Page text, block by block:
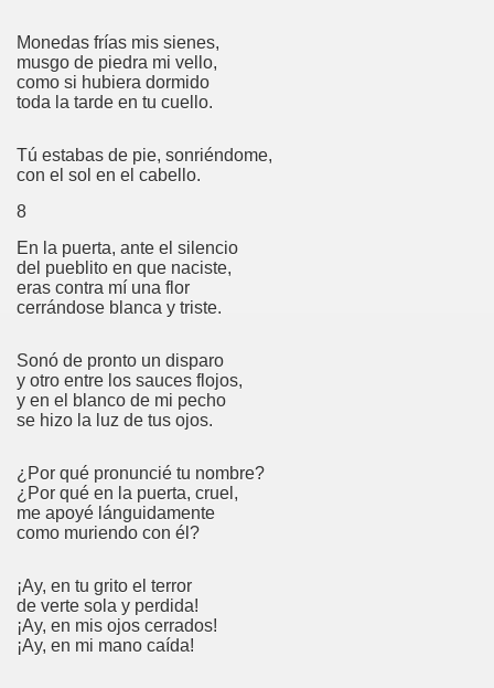
Monedas frías mis sienes,
musgo de piedra mi vello,
como si hubiera dormido
toda la tarde en tu cuello.
Tú estabas de pie, sonriéndome,
con el sol en el cabello.
8
En la puerta, ante el silencio
del pueblito en que naciste,
eras contra mí una flor
cerrándose blanca y triste.
Sonó de pronto un disparo
y otro entre los sauces flojos,
y en el blanco de mi pecho
se hizo la luz de tus ojos.
¿Por qué pronuncié tu nombre?
¿Por qué en la puerta, cruel,
me apoyé lánguidamente
como muriendo con él?
¡Ay, en tu grito el terror
de verte sola y perdida!
¡Ay, en mis ojos cerrados!
¡Ay, en mi mano caída!